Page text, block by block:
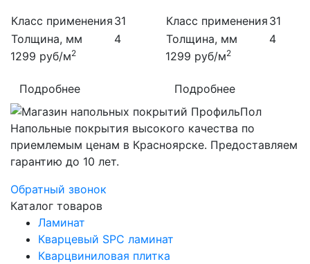
Класс применения 31
Толщина, мм
4
1299 руб/м2
Подробнее
Класс применения 31
Толщина, мм
4
1299 руб/м2
Подробнее
Напольные покрытия высокого качества по
приемлемым ценам в Красноярске. Предоставляем
гарантию до 10 лет.
Обратный звонок
Каталог товаров
Ламинат
Кварцевый SPC ламинат
Кварцвиниловая плитка